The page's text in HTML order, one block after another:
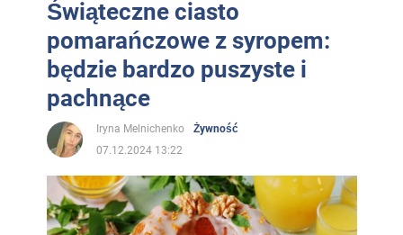
Świąteczne ciasto
pomarańczowe z syropem:
będzie bardzo puszyste i
pachnące
Iryna Melnichenko
Żywność
07.12.2024 13:22